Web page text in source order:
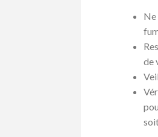
Ne
de